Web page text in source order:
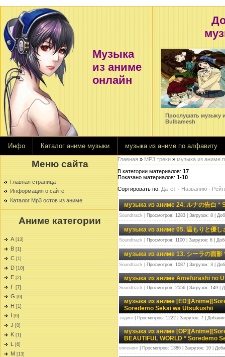
Музыка
из аниме
онлайн
Change-Miwa-cover-by Bulbamesh
Название альбома: шишь знает...
Автор mp3 трека: Bulbamesh
категория: оппенинг
музыку из аниме Change-Miwa-cover-by
Прослушать музыку
Bulbamesh
Инфо Каталог аниме музыки музыка из аниме по алфавиту
Меню сайта
Главная страница
Информация о сайте
Каталог Mp3 остов из аниме
Аниме категории
A [13]
B [1]
C [1]
D [10]
E [2]
F [7]
G [0]
H [1]
I [0]
J [0]
K [1]
L [6]
M [13]
Главная » MP3 треки » музыка из аниме
В категории материалов: 17
Показано материалов: 1-10
Сортировать по: Дате · Названию ·
музыка из аниме 24. ルナの告白 *
Soundtrack | Просмотров: 1283 | Загрузок: 8 |
музыка из аниме 05. 温もりと優
Soundtrack | Просмотров: 1100 | Загрузок: 6 |
музыка из аниме 13. シーラの面
Soundtrack | Просмотров: 1087 | Загрузок: 3 |
музыка из аниме Amefurashi no
Soundtrack | Просмотров: 2556 | Загрузок: 149 |
музыка из аниме
Soredemo Sekai wa Utsukushii
эндинг | Просмотров: 1222 | Загрузок: 7 |
музыка из аниме
BEAUTIFUL WORLD * Soredemo
оппенинг | Просмотров: 1386 | Загрузок: 10 |